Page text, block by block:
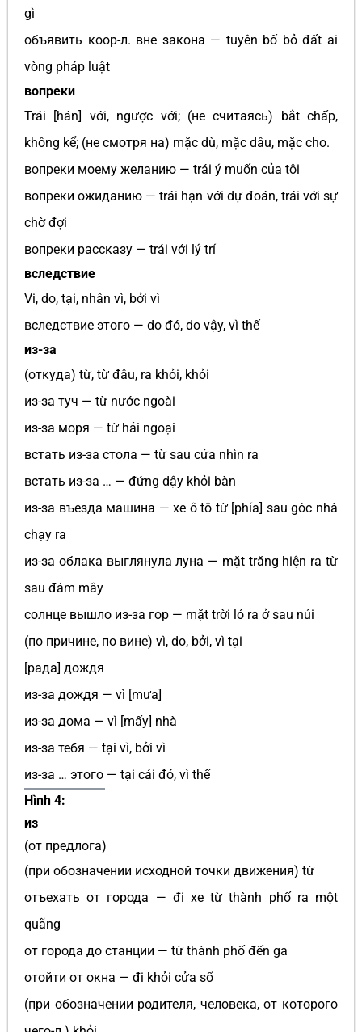
gì
объявить коор-л. вне закона — tuyên bố bỏ đất ai
vòng pháp luật
вопреки
Trái [hán] với, ngược với; (не считаясь) bắt chấp,
không kể; (не смотря на) mặc dù, mặc dâu, mặc cho.
вопреки моему желанию — trái ý muốn của tôi
вопреки ожиданию — trái hạn với dự đoán, trái với sự
chờ đợi
вопреки рассказу — trái với lý trí
вследствие
Vi, do, tại, nhân vì, bởi vì
вследствие этого — do đó, do vậy, vì thế
из-за
(откуда) từ, từ đâu, ra khỏi, khỏi
из-за туч — từ nước ngoài
из-за моря — từ hải ngoại
встать из-за стола — từ sau cửa nhìn ra
встать из-за … — đứng dậy khỏi bàn
из-за въезда машина — xe ô tô từ [phía] sau góc nhà
chạy ra
из-за облака выглянула луна — mặt trăng hiện ra từ
sau đám mây
солнце вышло из-за гор — mặt trời ló ra ở sau núi
(по причине, по вине) vì, do, bởi, vì tại
[рада] дождя
из-за дождя — vì [mưa]
из-за дома — vì [mấy] nhà
из-за тебя — tại vì, bởi vì
из-за … этого — tại cái đó, vì thế
Hình 4:
из
(от предлога)
(при обозначении исходной точки движения) từ
отъехать от города — đi xe từ thành phố ra một
quãng
от города до станции — từ thành phố đến ga
отойти от окна — đi khỏi cửa sổ
(при обозначении родителя, человека, от которого